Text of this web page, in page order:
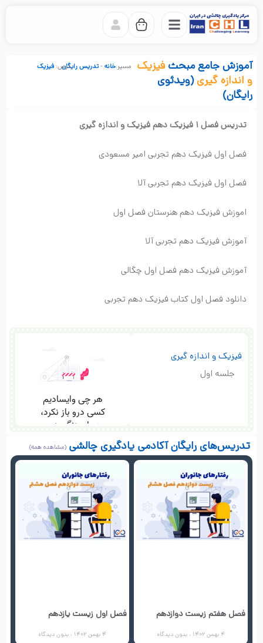
محتوا
خانه-تدریس رایگان
درس: فیزیک آموزش جامع مبحث فیزیک
و اندازه گیری(ویدئوی
رایگان)
تدریس فصل 1 فیزیک دهم فیزیک و اندازه گیری
فصل اول فیزیک دهم تجربی امیر مسعودی
فصل اول فیزیک دهم تجربی آلا
اموزش فیزیک دهم هنرستان فصل اول
آموزش فیزیک دهم تجربی آلا
آموزش فیزیک دهم فصل اول چگالی
دانلود فصل اول کتاب فیزیک دهم تجربی
فیزیک و اندازه گیری
جلسه اول
تدریس‌های رایگان آکادمی یادگیری چالشی
فصل هفتم زیست دوازدهم
4 بهمن 1402 بدون دیدگاه
فصل اول زیست یازدهم
4 بهمن 1402 بدون دیدگاه